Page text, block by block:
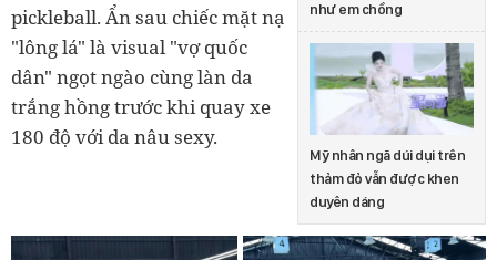
như em chồng
Mỹ nhân ngã dúi dụi trên
thảm đỏ vẫn được khen
duyên dáng
pickleball. Ẩn sau chiếc mặt nạ
"lông lá" là visual "vợ quốc
dân" ngọt ngào cùng làn da
trắng hồng trước khi quay xe
180 độ với da nâu sexy.